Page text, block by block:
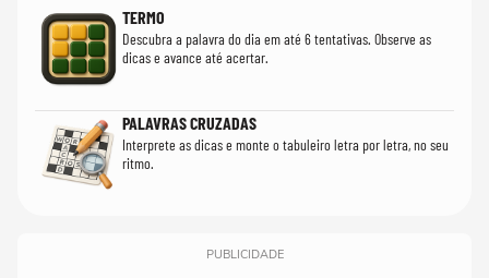
TERMO
Descubra a palavra do dia em até 6 tentativas. Observe as
dicas e avance até acertar.
PALAVRAS CRUZADAS
Interprete as dicas e monte o tabuleiro letra por letra, no seu
ritmo.
PUBLICIDADE